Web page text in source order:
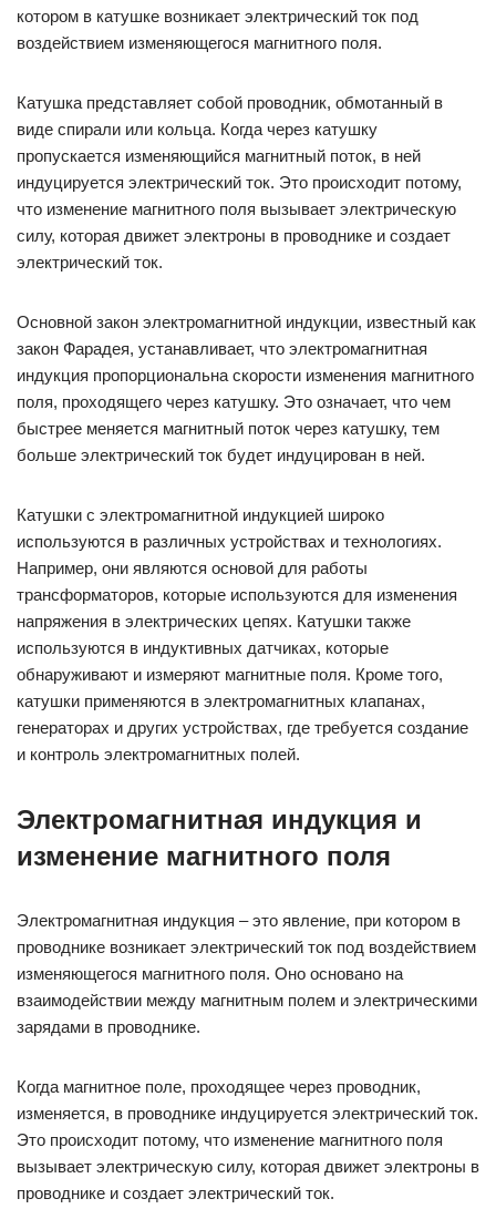
котором в катушке возникает электрический ток под
воздействием изменяющегося магнитного поля.
Катушка представляет собой проводник, обмотанный в
виде спирали или кольца. Когда через катушку
пропускается изменяющийся магнитный поток, в ней
индуцируется электрический ток. Это происходит потому,
что изменение магнитного поля вызывает электрическую
силу, которая движет электроны в проводнике и создает
электрический ток.
Основной закон электромагнитной индукции, известный как
закон Фарадея, устанавливает, что электромагнитная
индукция пропорциональна скорости изменения магнитного
поля, проходящего через катушку. Это означает, что чем
быстрее меняется магнитный поток через катушку, тем
больше электрический ток будет индуцирован в ней.
Катушки с электромагнитной индукцией широко
используются в различных устройствах и технологиях.
Например, они являются основой для работы
трансформаторов, которые используются для изменения
напряжения в электрических цепях. Катушки также
используются в индуктивных датчиках, которые
обнаруживают и измеряют магнитные поля. Кроме того,
катушки применяются в электромагнитных клапанах,
генераторах и других устройствах, где требуется создание
и контроль электромагнитных полей.
Электромагнитная индукция и
изменение магнитного поля
Электромагнитная индукция – это явление, при котором в
проводнике возникает электрический ток под воздействием
изменяющегося магнитного поля. Оно основано на
взаимодействии между магнитным полем и электрическими
зарядами в проводнике.
Когда магнитное поле, проходящее через проводник,
изменяется, в проводнике индуцируется электрический ток.
Это происходит потому, что изменение магнитного поля
вызывает электрическую силу, которая движет электроны в
проводнике и создает электрический ток.